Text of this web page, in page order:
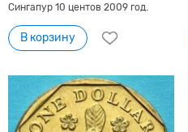
Сингапур 10 центов 2009 год.
В корзину